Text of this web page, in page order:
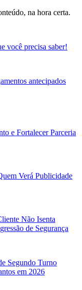
na hora certa.
você precisa saber!
antecipados
e Fortalecer Parceria
Verá Publicidade
Não Isenta
de Segurança
Segundo Turno
em 2026